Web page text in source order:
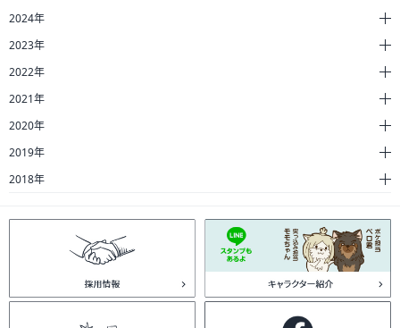
2024年
2023年
2022年
2021年
2020年
2019年
2018年